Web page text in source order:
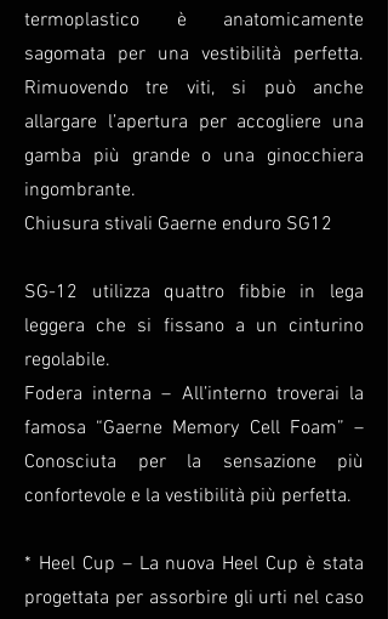
termoplastico è anatomicamente
sagomata per una vestibilità perfetta.
Rimuovendo tre viti, si può anche
allargare l’apertura per accogliere una
gamba più grande o una ginocchiera
ingombrante.
Chiusura stivali Gaerne enduro SG12
SG-12 utilizza quattro fibbie in lega
leggera che si fissano a un cinturino
regolabile.
Fodera interna – All’interno troverai la
famosa “Gaerne Memory Cell Foam” –
Conosciuta per la sensazione più
confortevole e la vestibilità più perfetta.
* Heel Cup – La nuova Heel Cup è stata
progettata per assorbire gli urti nel caso